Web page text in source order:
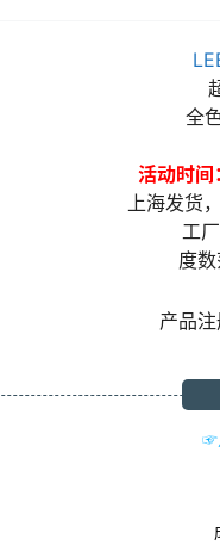
全
活动时
上海发货
工
度
产品
☞